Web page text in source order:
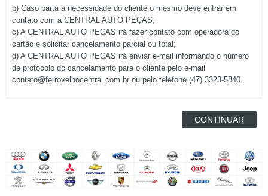
b) Caso parta a necessidade do cliente o mesmo deve entrar em
contato com a CENTRAL AUTO PEÇAS;
c) A CENTRAL AUTO PEÇAS irá fazer contato com operadora do
cartão e solicitar cancelamento parcial ou total;
d) A CENTRAL AUTO PEÇAS irá enviar e-mail informando o número
de protocolo do cancelamento para o cliente pelo e-mail
contato@ferrovelhocentral.com.br ou pelo telefone (47) 3323-5840.
CONTINUAR